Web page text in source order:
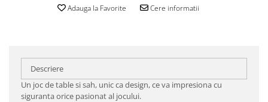
Adauga la Favorite Cere informatii
Descriere
Un joc de table si sah, unic ca design, ce va impresiona cu
siguranta orice pasionat al jocului.